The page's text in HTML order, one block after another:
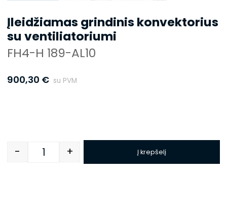
Įleidžiamas grindinis konvektorius
su ventiliatoriumi
FH4-H 189-AL10
900,30 € su PVM
Quantity
- + Į krepšelį